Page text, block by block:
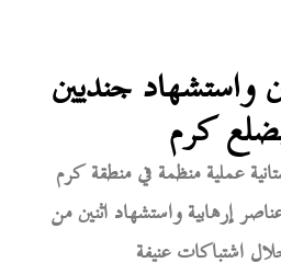
واستشهاد جنديين
كرم
عملية منظمة في منطقة كرم
إرهابية واستشهاد اثنين من
اشتباكات عنيفة